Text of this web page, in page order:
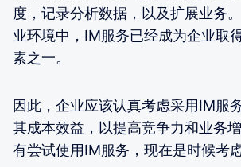
度，记录分析数据，以及扩展业务
业环境中，IM服务已经成为企业取
素之一。
因此，企业应该认真考虑采用IM服
其成本效益，以提高竞争力和业务
有尝试使用IM服务，现在是时候考